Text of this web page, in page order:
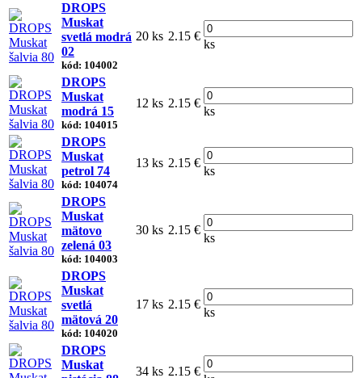
DROPS
Muskat
svetlá modrá
02
kód: 104002
20 ks 2.15 €
ks
DROPS
Muskat
modrá 15
kód: 104015
12 ks 2.15 €
ks
DROPS
Muskat
petrol 74
kód: 104074
13 ks 2.15 €
ks
DROPS
Muskat
mätovo
zelená 03
kód: 104003
30 ks 2.15 €
ks
DROPS
Muskat
svetlá
mätová 20
kód: 104020
17 ks 2.15 €
ks
DROPS
Muskat
34 ks 2.15 €